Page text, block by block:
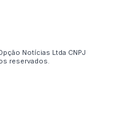
Notícias Ltda CNPJ
reservados.